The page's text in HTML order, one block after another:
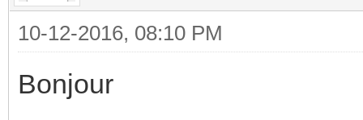
10-12-2016, 08:10 PM
Bonjour